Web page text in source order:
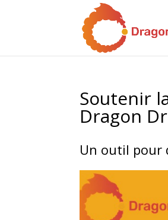
Soutenir
Dragon
Un outil pour